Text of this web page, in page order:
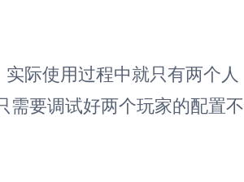
际使用过程中就只有两个人
需要调试好两个玩家的配置不